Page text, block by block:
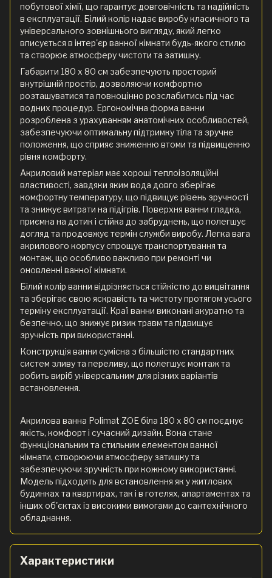
побутової хімії, що гарантує довговічність та надійність
в експлуатації. Білий колір надає виробу класичного та
універсального зовнішнього вигляду, який легко
вписується в інтер'єр ванної кімнати будь-якого стилю
та створює атмосферу чистоти та затишку.
Габарити 180 x 80 см забезпечують просторий
внутрішній простір, дозволяючи комфортно
розташуватися та повноцінно розслабитись під час
водних процедур. Ергономічна форма ванни
розроблена з урахуванням анатомічних особливостей,
забезпечуючи оптимальну підтримку тіла та зручне
положення, що сприяє зниженню втоми та підвищенню
рівня комфорту.
Акриловий матеріал має хороші теплоізоляційні
властивості, завдяки яким вода довго зберігає
комфортну температуру, що підвищує рівень зручності
та знижує витрати на підігрів. Поверхня ванни гладка,
приємна на дотик і стійка до забруднень, що полегшує
догляд та продовжує термін служби виробу. Легка вага
акрилового корпусу спрощує транспортування та
монтаж, що особливо важливо при ремонті чи
оновленні ванної кімнати.
Білий колір ванни відрізняється стійкістю до вицвітання
та зберігає свою яскравість та чистоту протягом усього
терміну експлуатації. Краї ванни виконані акуратно та
безпечно, що знижує ризик травм та підвищує
зручність при використанні.
Конструкція ванни сумісна з більшістю стандартних
систем зливу та переливу, що полегшує монтаж та
робить виріб універсальним для різних варіантів
встановлення.
Акрилова ванна Polimat ZOE біла 180 x 80 см поєднує
якість, комфорт і сучасний дизайн. Вона стане
функціональним та стильним елементом ванної
кімнати, створюючи атмосферу затишку та
забезпечуючи зручність при кожному використанні.
Модель підходить для встановлення як у житлових
будинках та квартирах, так і в готелях, апартаментах та
інших об'єктах із високими вимогами до сантехнічного
обладнання.
Характеристики